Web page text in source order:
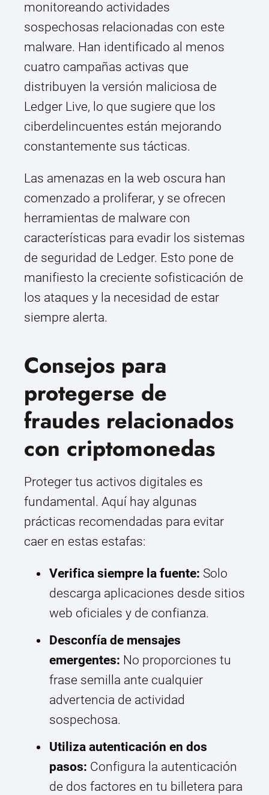
monitoreando actividades
sospechosas relacionadas con este
malware. Han identificado al menos
cuatro campañas activas que
distribuyen la versión maliciosa de
Ledger Live, lo que sugiere que los
ciberdelincuentes están mejorando
constantemente sus tácticas.
Las amenazas en la web oscura han
comenzado a proliferar, y se ofrecen
herramientas de malware con
características para evadir los sistemas
de seguridad de Ledger. Esto pone de
manifiesto la creciente sofisticación de
los ataques y la necesidad de estar
siempre alerta.
Consejos para
protegerse de
fraudes relacionados
con criptomonedas
Proteger tus activos digitales es
fundamental. Aquí hay algunas
prácticas recomendadas para evitar
caer en estas estafas:
Verifica siempre la fuente: Solo
descarga aplicaciones desde sitios
web oficiales y de confianza.
Desconfía de mensajes
emergentes: No proporciones tu
frase semilla ante cualquier
advertencia de actividad
sospechosa.
Utiliza autenticación en dos
pasos: Configura la autenticación
de dos factores en tu billetera para